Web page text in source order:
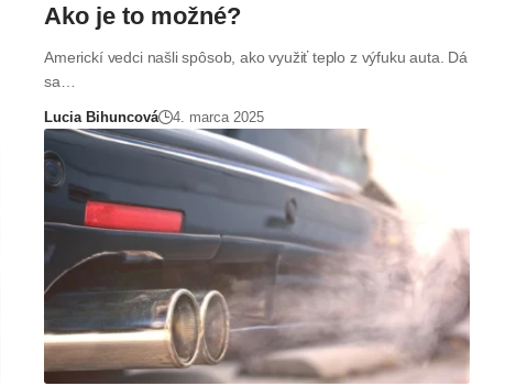
Ako je to možné?
Americkí vedci našli spôsob, ako využiť teplo z výfuku auta. Dá
sa…
Lucia Bihuncová 4. marca 2025